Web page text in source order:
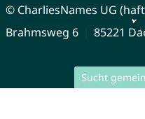
Sucht
© CharliesNames UG
Brahmsweg 6
85221